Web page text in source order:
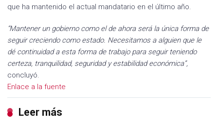
que ha mantenido el actual mandatario en el último año.
“Mantener un gobierno como el de ahora será la única forma de
seguir creciendo como estado. Necesitamos a alguien que le
dé continuidad a esta forma de trabajo para seguir teniendo
certeza, tranquilidad, seguridad y estabilidad económica”,
concluyó.
Enlace a la fuente
Leer más